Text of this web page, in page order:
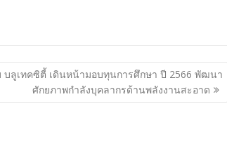
บลูเทคซิตี้ เดินหน้ามอบทุนการศึกษา ปี 2566 พัฒนา
ศักยภาพกำลังบุคลากรด้านพลังงานสะอาด